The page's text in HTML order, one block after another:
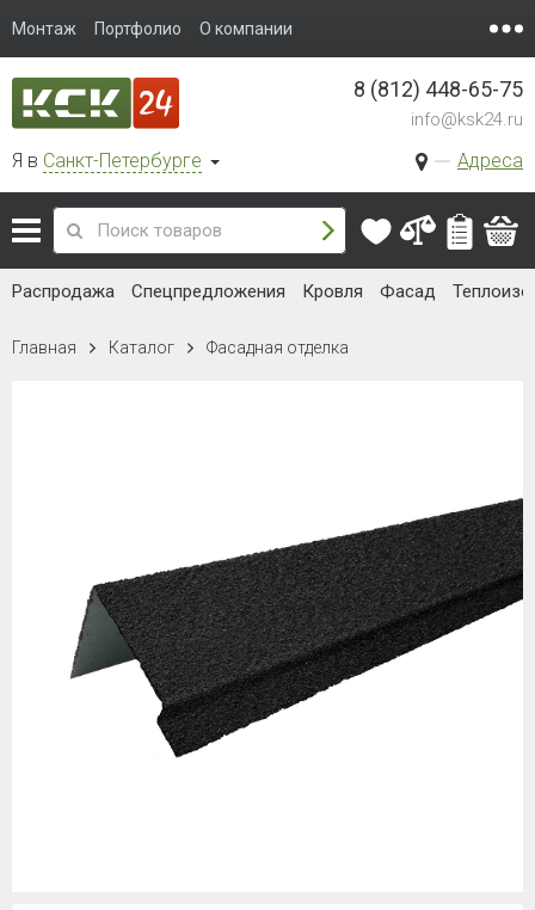
Монтаж Портфолио О компании
Я в Санкт-Петербурге Адреса
8 (812) 448-65-75
info@ksk24.ru
Распродажа Спецпредложения Кровля Фасад
Главная Каталог Фасадная отделка